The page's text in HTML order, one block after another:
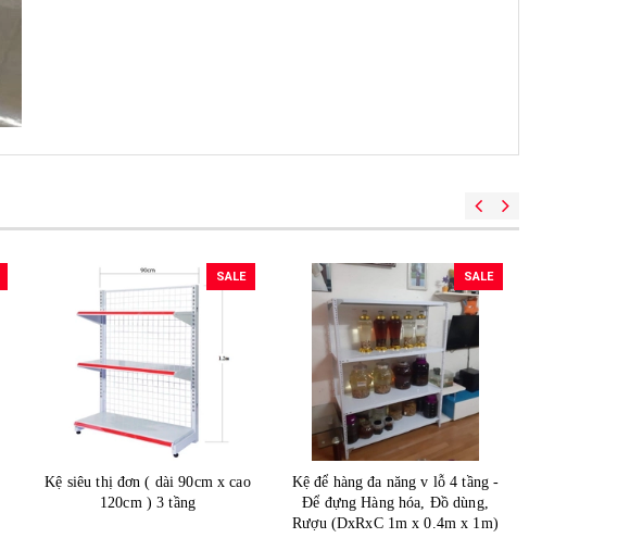
SALE
Kệ siêu thị đơn ( dài 90cm x cao
120cm ) 3 tầng
SALE
Kệ để hàng đa năng v lỗ 4 tầng -
Để đựng Hàng hóa, Đồ dùng,
Rượu (DxRxC 1m x 0.4m x 1m)